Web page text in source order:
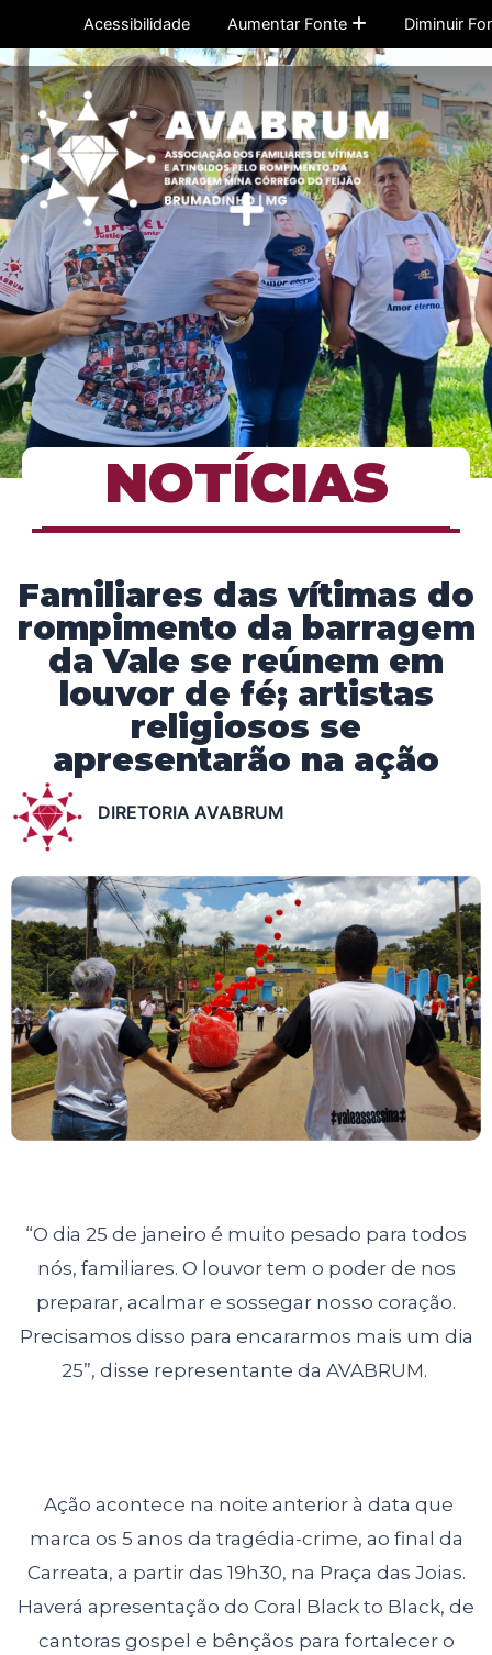
o
conteúdo
Acessibilidade Aumentar Fonte Diminuir
Menu
NOTÍCIAS
Familiares das vítimas do
rompimento da barragem
da Vale se reúnem em
louvor de fé; artistas
religiosos se
apresentarão na ação
DIRETORIA AVABRUM
“O dia 25 de janeiro é muito pesado para todos
nós, familiares. O louvor tem o poder de nos
preparar, acalmar e sossegar nosso coração.
Precisamos disso para encararmos mais um dia
25”, disse representante da AVABRUM.
Ação acontece na noite anterior à data que
marca os 5 anos da tragédia-crime, ao final da
Carreata, a partir das 19h30, na Praça das Joias.
Haverá apresentação do Coral Black to Black, de
cantoras gospel e bênçãos para fortalecer o